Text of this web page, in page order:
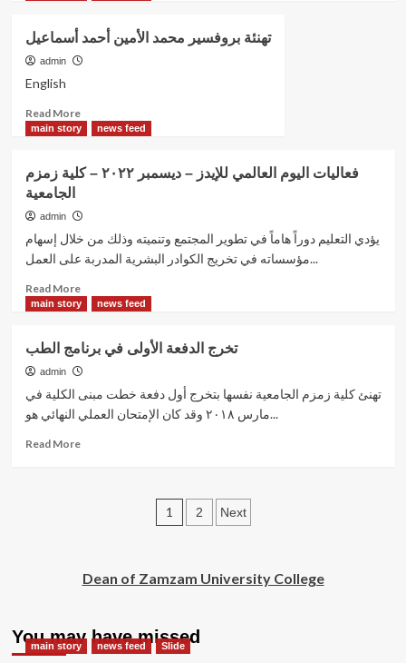
إمتحانات
منتصف
المدة
تهنئة بروفسير محمد الأمين أحمد أسماعيل
admin
English
Read MoreRead
more
بروفسير
الأمين
أسماعيل
main story news feed
فعاليات اليوم العالمي للإيدز – ديسمبر ٢٠٢٢ – كلية زمزم
الجامعية
admin
يؤدي التعليم دوراً هاماً في تطوير المجتمع وتنميته وذلك من خلال إسهام
مؤسساته في تخريج الكوادر البشرية المدربة على العمل...
Read MoreRead
more
اليوم
العالمي
للإيدز
ديسمبر
٢٠٢٢
main story news feed
تخرج الدفعة الأولى في برنامج الطب
admin
تهنئ كلية زمزم الجامعية نفسها بتخرج أول دفعة خطت مبنى الكلية في
مارس ٢٠١٨ وقد كان الإمتحان العملي النهائي هو...
Read MoreRead
الطب
Posts
1 2 Next
Dean of Zamzam University College
You may have missed
main story news feed Slide